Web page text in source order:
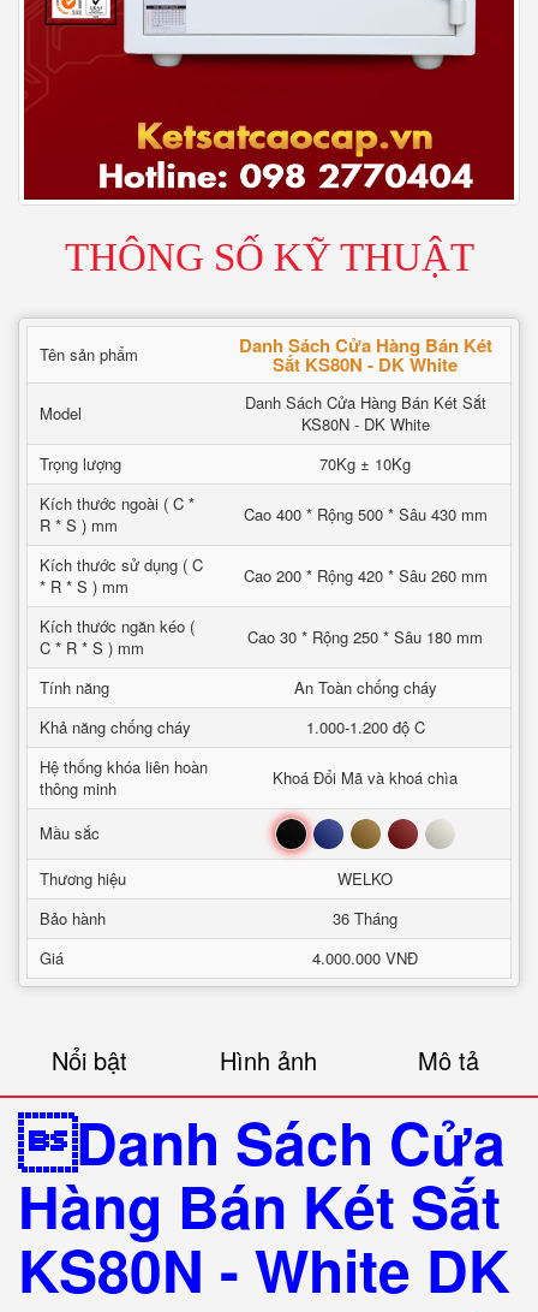
THÔNG SỐ KỸ THUẬT
Tên sản phẩm Danh Sách Cửa Hàng Bán Két
Sắt KS80N - DK White
Model
Danh Sách Cửa Hàng Bán Két Sắt
KS80N - DK White
Trọng lượng
70Kg ± 10Kg
Kích thước ngoài ( C *
R * S ) mm
Cao 400 * Rộng 500 * Sâu 430 mm
Kích thước sử dụng ( C
* R * S ) mm
Cao 200 * Rộng 420 * Sâu 260 mm
Kích thước ngăn kéo (
C * R * S ) mm
Cao 30 * Rộng 250 * Sâu 180 mm
Tính năng
An Toàn chống cháy
Khả năng chống cháy
1.000-1.200 độ C
Hệ thống khóa liên hoàn
thông minh
Khoá Đổi Mã và khoá chìa
Mầu sắc Đen Xanh Nâu Đỏ Trắng
Thương hiệu
WELKO
Bảo hành
36 Tháng
Giá
4.000.000 VNĐ
Nổi bật Hình ảnh Mô tả
Danh Sách Cửa
Hàng Bán Két Sắt
KS80N - White DK